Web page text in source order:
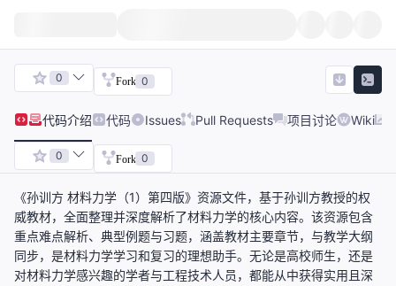
0 Fork 0
代码介绍 代码 Issues Pull Requests 项目讨论 Wiki
0 Fork 0
《孙训方 材料力学（1）第四版》资源文件，基于孙训方教授的权
威教材，全面整理并深度解析了材料力学的核心内容。该资源包含
重点难点解析、典型例题与习题，涵盖教材主要章节，与教学大纲
同步，是材料力学学习和复习的理想助手。无论是高校师生，还是
对材料力学感兴趣的学者与工程技术人员，都能从中获得实用且深